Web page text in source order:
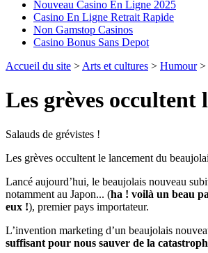
Nouveau Casino En Ligne 2025
Casino En Ligne Retrait Rapide
Non Gamstop Casinos
Casino Bonus Sans Depot
Accueil du site > Arts et cultures > Humour>
Les grèves occultent
Salauds de grévistes !
Les grèves occultent le lancement du
Lancé aujourd’hui, le beaujolais nouveau
notamment au Japon... (ha ! voilà un beau
eux !), premier pays importateur.
L’invention marketing d’un beaujolais
suffisant pour nous sauver de la